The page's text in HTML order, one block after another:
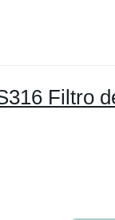
Filtro